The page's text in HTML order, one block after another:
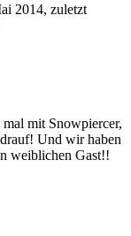
2014, zuletzt
mit Snowpiercer,
Und wir haben
weiblichen Gast!!